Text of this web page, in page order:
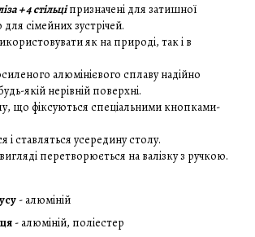
+ 4 стільціпризначені для затишної
для сімейних зустрічей.
як на природі, так і в
алюмінієвого сплаву надійно
якій нерівній поверхні.
що фіксуються спеціальними кнопками-
і ставляться усередину столу.
перетворюється на валізку з ручкою.
- алюміній
- алюміній, поліестер